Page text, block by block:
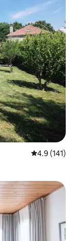
從 141 則評
4.9 (141)